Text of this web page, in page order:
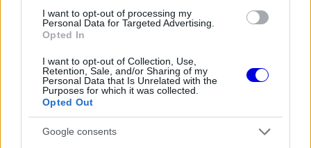
I want to opt-out of processing my
Personal Data for Targeted Advertising.
Opted In
I want to opt-out of Collection, Use,
Retention, Sale, and/or Sharing of my
Personal Data that Is Unrelated with the
Purposes for which it was collected.
Opted Out
Google consents